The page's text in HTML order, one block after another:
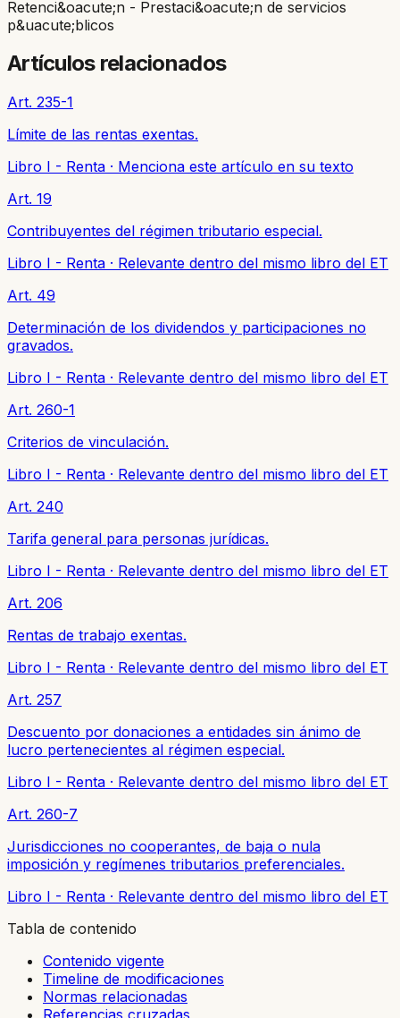
Retenci&oacute;n - Prestaci&oacute;n de servicios
p&uacute;blicos
Artículos relacionados
Art. 235-1
Límite de las rentas exentas.
Libro I - Renta · Menciona este artículo en su texto
Art. 19
Contribuyentes del régimen tributario especial.
Libro I - Renta · Relevante dentro del mismo libro del ET
Art. 49
Determinación de los dividendos y participaciones no
gravados.
Libro I - Renta · Relevante dentro del mismo libro del ET
Art. 260-1
Criterios de vinculación.
Libro I - Renta · Relevante dentro del mismo libro del ET
Art. 240
Tarifa general para personas jurídicas.
Libro I - Renta · Relevante dentro del mismo libro del ET
Art. 206
Rentas de trabajo exentas.
Libro I - Renta · Relevante dentro del mismo libro del ET
Art. 257
Descuento por donaciones a entidades sin ánimo de
lucro pertenecientes al régimen especial.
Libro I - Renta · Relevante dentro del mismo libro del ET
Art. 260-7
Jurisdicciones no cooperantes, de baja o nula
imposición y regímenes tributarios preferenciales.
Libro I - Renta · Relevante dentro del mismo libro del ET
Tabla de contenido
Contenido vigente
Timeline de modificaciones
Normas relacionadas